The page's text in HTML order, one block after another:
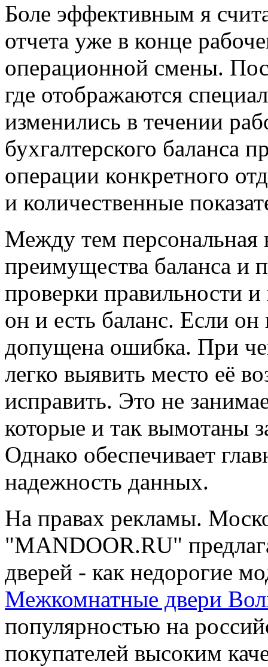
Боле эффективным я
отчета уже в конце
операционной смены.
где отображаются
изменились в течении
бухгалтерского баланса
операции конкретного
и количественные
Между тем персональная
преимущества баланса и
проверки правильности
он и есть баланс. Если он
допущена ошибка. При
легко выявить место её
исправить. Это не
которые и так вымотаны
Однако обеспечивает
надежность данных.
На правах рекламы.
"MANDOOR.RU"
дверей - как недорогие
Межкомнатные двери
популярностью на
покупателей высоким